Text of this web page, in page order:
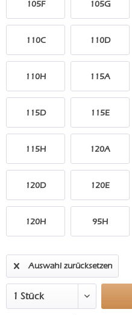
105F 105G
110C 110D
110H 115A
115D 115E
115H 120A
120D 120E
120H 95H
Auswahl zurücksetzen